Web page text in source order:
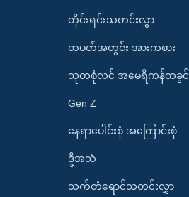
တိုင်းရင်းသတင်းလွှာ
တပတ်အတွင်း အားကစား
သုတစုံလင် အမေရိကန်တခွင်
Gen Z
နေရာပေါင်းစုံ အကြောင်းစုံ
ဒို့အသံ
သက်တံရောင်သတင်းလွှာ